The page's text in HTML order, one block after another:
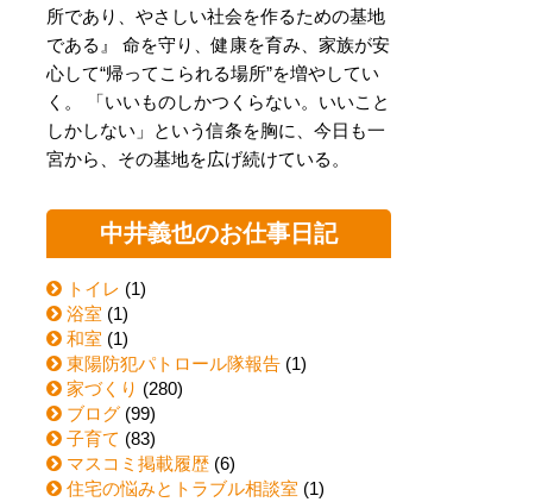
所であり、やさしい社会を作るための基地
である』 命を守り、健康を育み、家族が安
心して“帰ってこられる場所”を増やしてい
く。 「いいものしかつくらない。いいこと
しかしない」という信条を胸に、今日も一
宮から、その基地を広げ続けている。
中井義也のお仕事日記
トイレ (1)
浴室 (1)
和室 (1)
東陽防犯パトロール隊報告 (1)
家づくり (280)
ブログ (99)
子育て (83)
マスコミ掲載履歴 (6)
住宅の悩みとトラブル相談室 (1)